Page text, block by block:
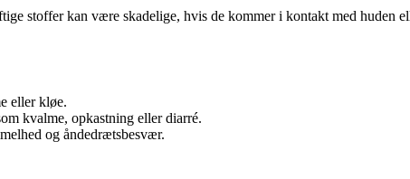
stoffer kan være skadelige, hvis de kommer i kontakt med huden
eller kløe.
kvalme, opkastning eller diarré.
og åndedrætsbesvær.